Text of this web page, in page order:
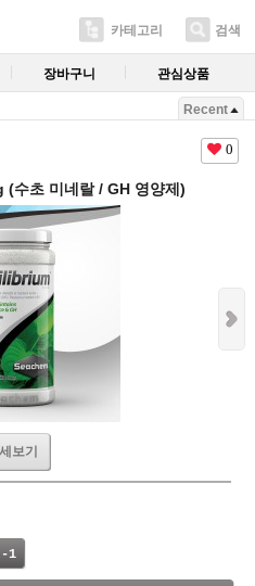
카테고리 검색
장바구니 관심상품
Recent
0
(수초 미네랄 / GH 영양제)
보기
-1